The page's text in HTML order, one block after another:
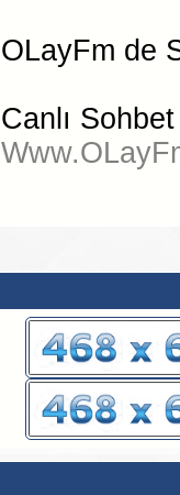
OLayFm de
Canlı